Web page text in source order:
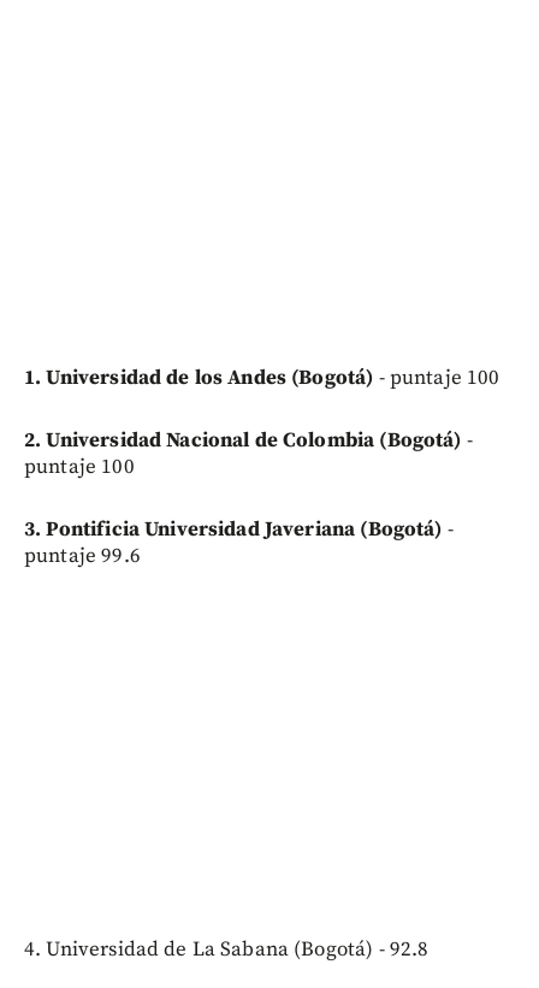
1. Universidad de los Andes (Bogotá) - puntaje 100
2. Universidad Nacional de Colombia (Bogotá) -
puntaje 100
3. Pontificia Universidad Javeriana (Bogotá) -
puntaje 99.6
4. Universidad de La Sabana (Bogotá) - 92.8